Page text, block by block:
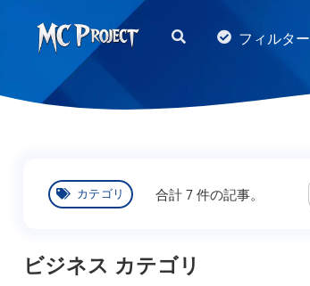
フィルター
カテゴリ 合計 7 件の記事。
ビジネス カテゴリ
Project
Store